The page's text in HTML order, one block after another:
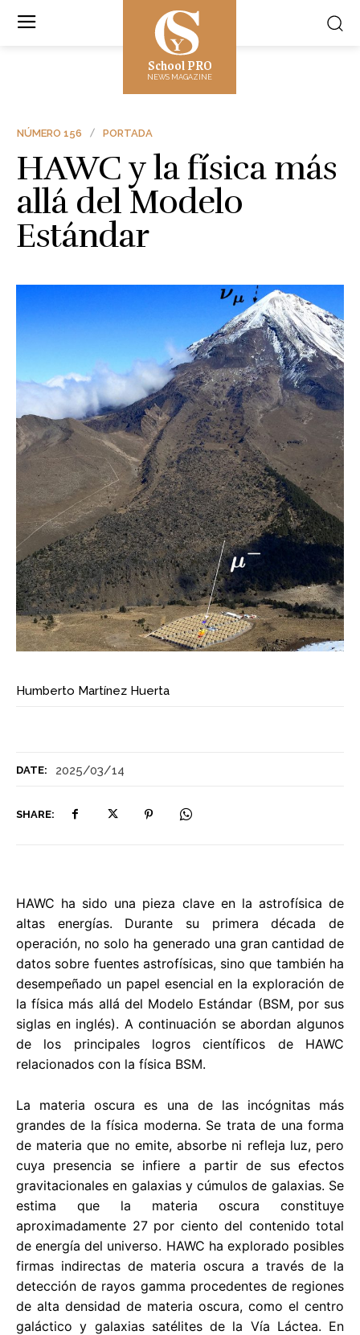
School PRO
NEWS MAGAZINE
DATE: 2025/03/14
SHARE:
NÚMERO 156 PORTADA
HAWC y la física más
allá del Modelo
Estándar
Humberto Martínez Huerta
HAWC ha sido una pieza clave en la astrofísica de
altas energías. Durante su primera década de
operación, no solo ha generado una gran cantidad de
datos sobre fuentes astrofísicas, sino que también ha
desempeñado un papel esencial en la exploración de
la física más allá del Modelo Estándar (BSM, por sus
siglas en inglés). A continuación se abordan algunos
de los principales logros científicos de HAWC
relacionados con la física BSM.
La materia oscura es una de las incógnitas más
grandes de la física moderna. Se trata de una forma
de materia que no emite, absorbe ni refleja luz, pero
cuya presencia se infiere a partir de sus efectos
gravitacionales en galaxias y cúmulos de galaxias. Se
estima que la materia oscura constituye
aproximadamente 27 por ciento del contenido total
de energía del universo. HAWC ha explorado posibles
firmas indirectas de materia oscura a través de la
detección de rayos gamma procedentes de regiones
de alta densidad de materia oscura, como el centro
galáctico y galaxias satélites de la Vía Láctea. En